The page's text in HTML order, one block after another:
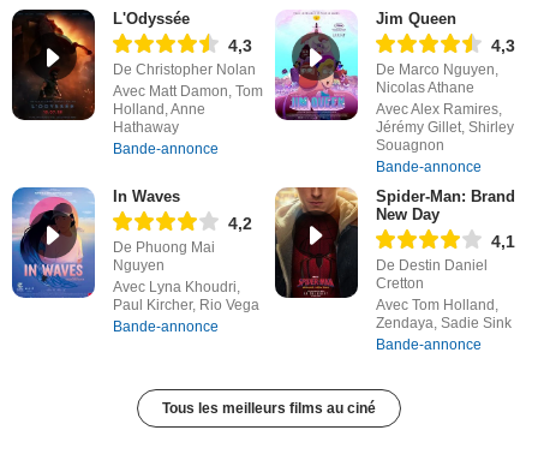
L'Odyssée
4,3
De Christopher Nolan
Avec Matt Damon, Tom
Holland, Anne
Hathaway
Bande-annonce
Jim Queen
4,3
De Marco Nguyen,
Nicolas Athane
Avec Alex Ramires,
Jérémy Gillet, Shirley
Souagnon
Bande-annonce
In Waves
4,2
De Phuong Mai
Nguyen
Avec Lyna Khoudri,
Paul Kircher, Rio Vega
Bande-annonce
Spider-Man: Brand
New Day
4,1
De Destin Daniel
Cretton
Avec Tom Holland,
Zendaya, Sadie Sink
Bande-annonce
Tous les meilleurs films au ciné